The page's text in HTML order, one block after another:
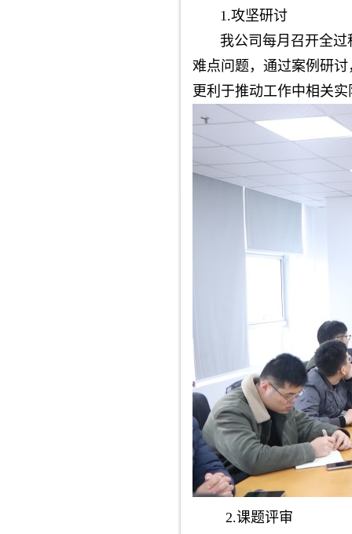
1.攻坚研讨
我公司每月召开全过
难点问题，通过案例研
更利于推动工作中相关
2.课题评审